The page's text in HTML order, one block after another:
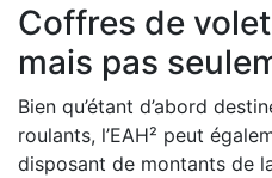
Coffres de
mais pas
Bien qu’étant d’abord
roulants, l’EAH² peut
disposant de montants de